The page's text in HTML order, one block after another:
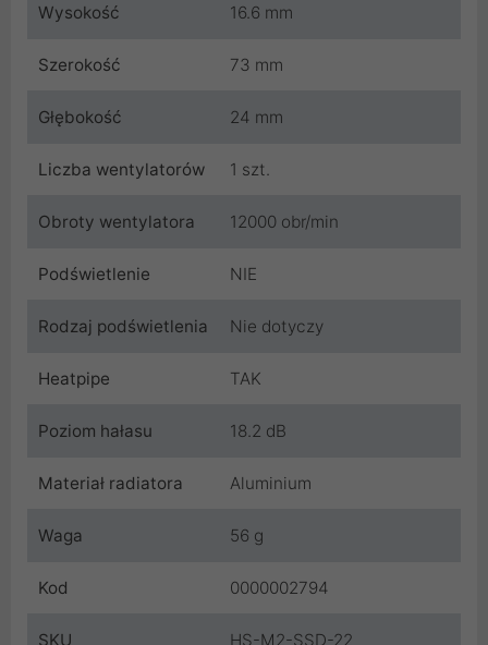
Wysokość 16.6 mm
Szerokość 73 mm
Głębokość 24 mm
Liczba wentylatorów 1 szt.
Obroty wentylatora 12000 obr/min
Podświetlenie NIE
Rodzaj podświetlenia Nie dotyczy
Heatpipe TAK
Poziom hałasu 18.2 dB
Materiał radiatora Aluminium
Waga 56 g
Kod 0000002794
SKU HS-M2-SSD-22